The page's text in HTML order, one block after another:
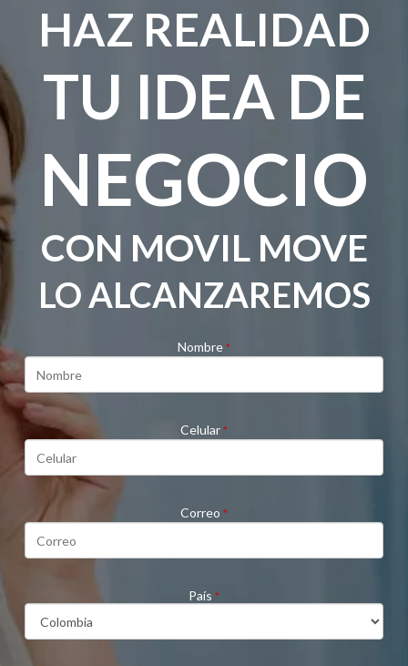
HAZ REALIDAD
TU IDEA DE
NEGOCIO
CON MOVIL MOVE
LO ALCANZAREMOS
Nombre *
Celular *
Correo *
País *